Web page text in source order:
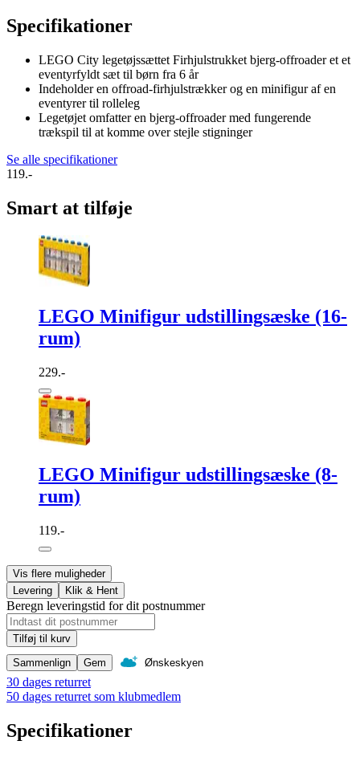
Specifikationer
LEGO City legetøjssættet Firhjulstrukket bjerg-offroader et et
eventyrfyldt sæt til børn fra 6 år
Indeholder en offroad-firhjulstrækker og en minifigur af en
eventyrer til rolleleg
Legetøjet omfatter en bjerg-offroader med fungerende
trækspil til at komme over stejle stigninger
Se alle specifikationer
119.-
Smart at tilføje
LEGO Minifigur udstillingsæske (16-
rum)
229.-
LEGO Minifigur udstillingsæske (8-
rum)
119.-
Vis flere muligheder
Levering
Klik & Hent
Beregn leveringstid for dit postnummer
Tilføj til kurv
Sammenlign
Gem Ønskeskyen
30 dages returret
50 dages returret som klubmedlem
Specifikationer